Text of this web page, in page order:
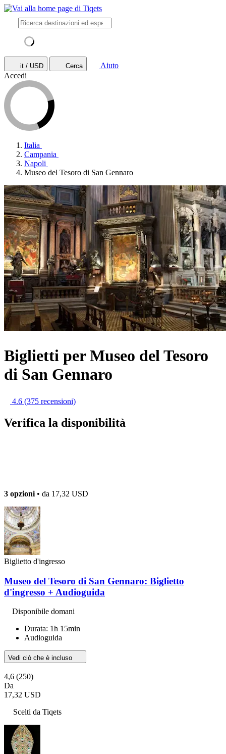
it / USD Cerca
Aiuto
Accedi
Italia
Campania
Napoli
Museo del Tesoro di San Gennaro
Biglietti per Museo del Tesoro
di San Gennaro
4.6 (375 recensioni)
Verifica la disponibilità
3 opzioni • da 17,32 USD
Biglietto d'ingresso
Museo del Tesoro di San Gennaro: Biglietto
d'ingresso + Audioguida
Disponibile domani
Durata: 1h 15min
Audioguida
Vedi ciò che è incluso
4,6 (250)
Da
17,32 USD
Scelti da Tiqets